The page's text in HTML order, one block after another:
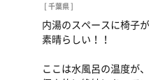
[ 千葉県 ]
内湯のスペースに椅子
素晴らしい！！
ここは水風呂の温度が、